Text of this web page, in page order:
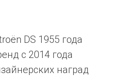
DS 1955 года
с 2014 года
наград